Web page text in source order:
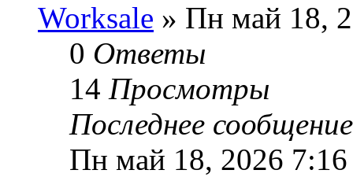
Worksale » Пн май 18,
0 Ответы
14 Просмотры
Последнее
Пн май 18, 2026 7:16